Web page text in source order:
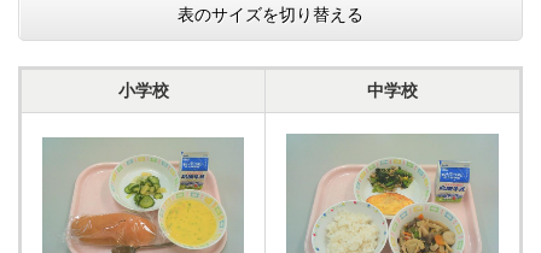
表のサイズを切り替える
小学校 中学校